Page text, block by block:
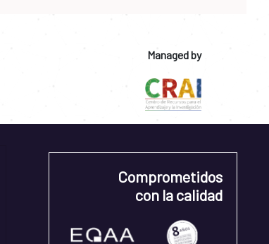
Managed by
Comprometidos
con la calidad